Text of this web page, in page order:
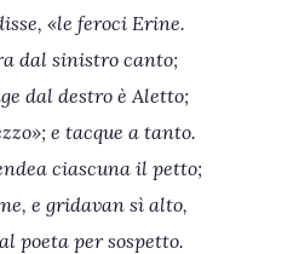
«le feroci Erine.
dal sinistro canto;
dal destro è Aletto;
e tacque a tanto.
ciascuna il petto;
e gridavan sì alto,
poeta per sospetto.